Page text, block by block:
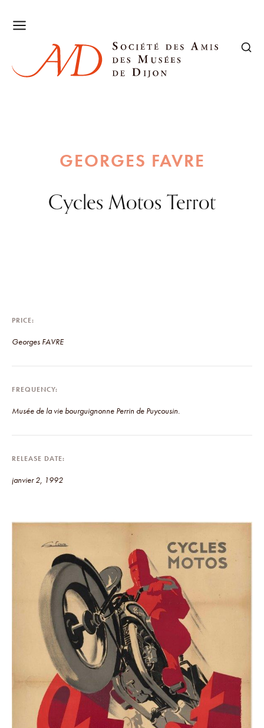
GEORGES FAVRE
Cycles Motos Terrot
PRICE
Georges FAVRE
FREQUENCY
Musée de la vie bourguignonne Perrin de Puycousin.
RELEASE DATE
janvier 2, 1992